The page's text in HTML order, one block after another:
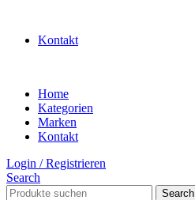
Kontakt
Home
Kategorien
Marken
Kontakt
Login / Registrieren
Search
Search